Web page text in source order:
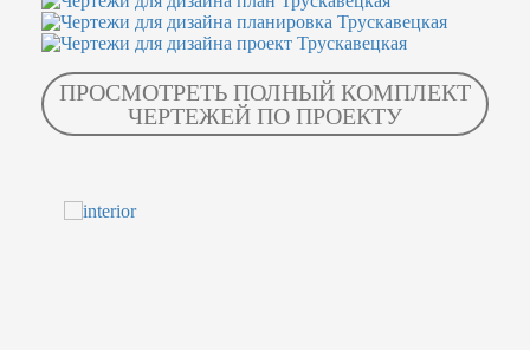
ПРОСМОТРЕТЬ ПОЛНЫЙ КОМПЛЕКТ
ЧЕРТЕЖЕЙ ПО ПРОЕКТУ